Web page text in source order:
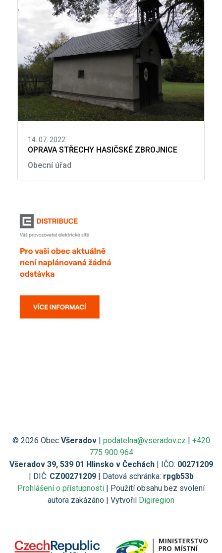
14. 07. 2022
OPRAVA STŘECHY HASIČSKÉ ZBROJNICE
Obecní úřad
© 2026 Obec Všeradov| podatelna@vseradov.cz | +420
775 900 964
Všeradov 39, 539 01 Hlinsko v Čechách| IČO: 00271209
| DIČ: CZ00271209| Datová schránka: rpgb53b
Prohlášení o přístupnosti | Použití obsahu bez svolení
autora zakázáno | Vytvořil Digiregion